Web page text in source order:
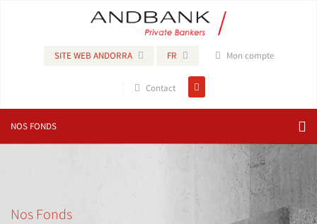
SITE WEB ANDORRA FR Mon compte
Contact
NOS FONDS
Nos Fonds